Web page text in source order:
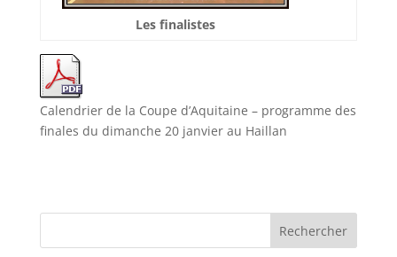
Les finalistes
Calendrier de la Coupe d’Aquitaine – programme des
finales du dimanche 20 janvier au Haillan